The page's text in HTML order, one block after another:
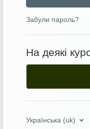
Забули пароль?
На деякі
Українська ‎(uk)‎